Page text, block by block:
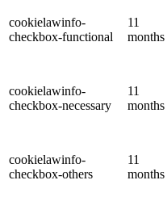
cookielawinfo-
checkbox-functional
11
months
cookielawinfo-
checkbox-necessary
11
months
cookielawinfo-
checkbox-others
11
months